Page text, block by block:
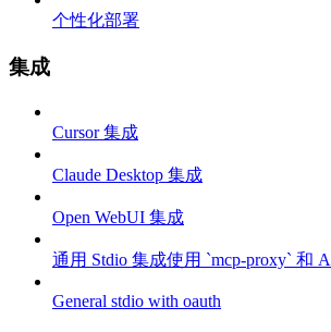
个性化部署
集成
Cursor 集成
Claude Desktop 集成
Open WebUI 集成
通用 Stdio 集成使用 `mcp-proxy` 和
General stdio with oauth